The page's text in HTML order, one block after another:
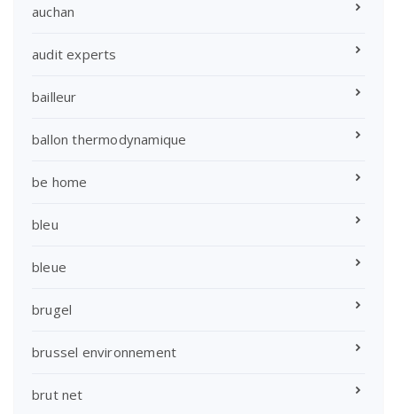
auchan
audit experts
bailleur
ballon thermodynamique
be home
bleu
bleue
brugel
brussel environnement
brut net